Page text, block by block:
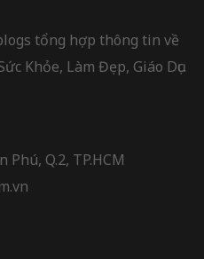
tổng hợp thông tin về
Khỏe, Làm Đẹp, Giáo Dục.
Phú, Q.2, TP.HCM